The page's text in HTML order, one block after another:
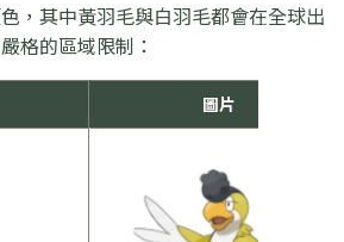
，其中黃羽毛與白羽毛都會在全球出
格的區域限制：
圖片